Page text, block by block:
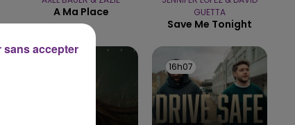
- 20h00
A Ma Place
GUETTA
Save Me Tonight
16h07
16h07
sans accepter